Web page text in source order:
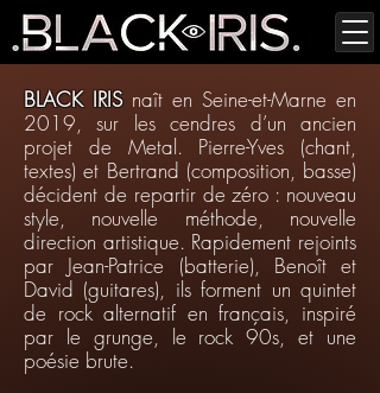
BLACK IRISnaît en Seine-et-Marne en
2019, sur les cendres d’un ancien
projet de Metal. Pierre-Yves (chant,
textes) et Bertrand (composition, basse)
décident de repartir de zéro : nouveau
style, nouvelle méthode, nouvelle
direction artistique. Rapidement rejoints
par Jean-Patrice (batterie), Benoît et
David (guitares), ils forment un quintet
de rock alternatif en français, inspiré
par le grunge, le rock 90s, et une
poésie brute.